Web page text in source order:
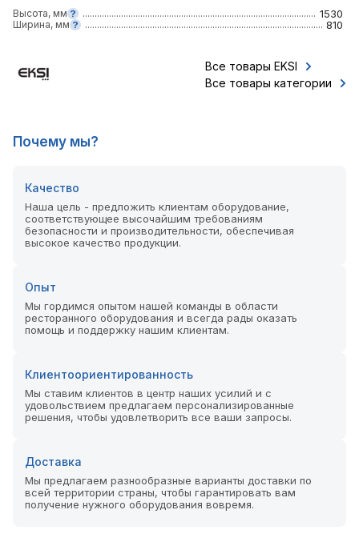
Высота, мм 1530
Ширина, мм 810
Все товары EKSI
Все товары категории
Почему мы?
Качество
Наша цель - предложить клиентам оборудование,
соответствующее высочайшим требованиям
безопасности и производительности, обеспечивая
высокое качество продукции.
Опыт
Мы гордимся опытом нашей команды в области
ресторанного оборудования и всегда рады оказать
помощь и поддержку нашим клиентам.
Клиентоориентированность
Мы ставим клиентов в центр наших усилий и с
удовольствием предлагаем персонализированные
решения, чтобы удовлетворить все ваши запросы.
Доставка
Мы предлагаем разнообразные варианты доставки по
всей территории страны, чтобы гарантировать вам
получение нужного оборудования вовремя.